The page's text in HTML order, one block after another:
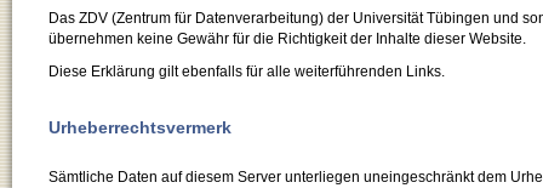
Das ZDV (Zentrum für Datenverarbeitung) der Universität Tübingen und
übernehmen keine Gewähr für die Richtigkeit der Inhalte dieser Website.
Diese Erklärung gilt ebenfalls für alle weiterführenden Links.
Urheberrechtsvermerk
Sämtliche Daten auf diesem Server unterliegen uneingeschränkt dem